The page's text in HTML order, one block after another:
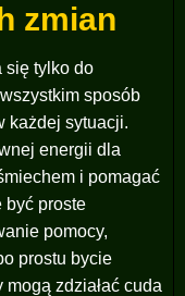
zmian
się tylko do
sposób
każdej sytuacji.
energii dla
i pomagać
być proste
pomocy,
prostu bycie
zdziałać cuda